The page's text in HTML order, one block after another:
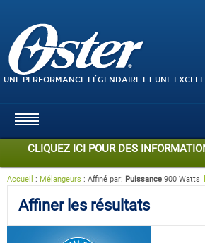
UNE PERFORMANCE LÉGENDAIRE ET UNE
CLIQUEZ ICI POUR DES
Accueil : Mélangeurs : Affiné par: Puissance 900 Watts
Affiner les résultats